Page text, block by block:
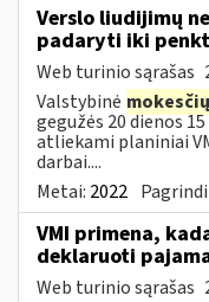
Verslo liudijimų
padaryti iki
Web turinio sąrašas
Valstybinė mokesčių
gegužės 20 dienos
atliekami planiniai
darbai....
Metai: 2022
VMI primena,
deklaruoti
Web turinio sąrašas